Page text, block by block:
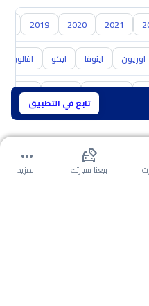
تابع في التطبيق
2021
2020
2019
اوريون اينوفا ايكو افالون
سوزوكي هافال GAC
بيعنا سيارتك المزيد